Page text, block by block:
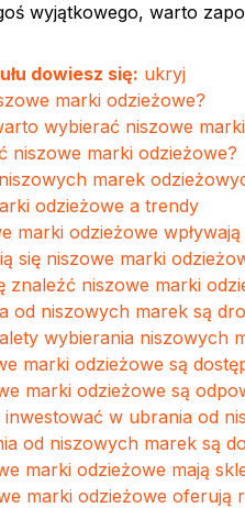
wyjątkowego, warto
dowiesz się: ukryj
marki odzieżowe?
wybierać niszowe
niszowe marki odzieżowe?
marek
odzieżowe a trendy
marki odzieżowe
się niszowe marki
znaleźć niszowe marki
od niszowych marek są
wybierania niszowych
marki odzieżowe są
marki odzieżowe są
w ubrania od
od niszowych marek są
marki odzieżowe mają
marki odzieżowe oferują